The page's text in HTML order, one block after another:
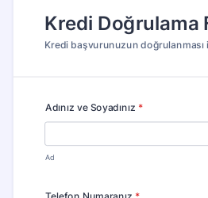
Klasik